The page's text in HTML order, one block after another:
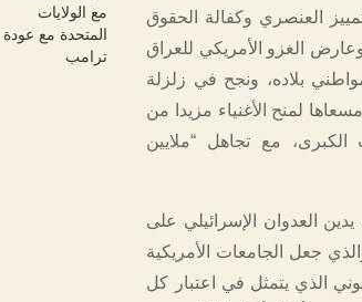
مع الولايات
المتحدة مع عودة
ترامب
العنصري وكفالة الحقوق
الغزو الأمريكي للعراق
بلاده، ونجح في زلزلة
لمنح الأغنياء مزيدا من
الكبرى، مع تجاهل “ملايين
العدوان الإسرائيلي على
جعل الجامعات الأمريكية
الذي يتمثل في اعتبار كل